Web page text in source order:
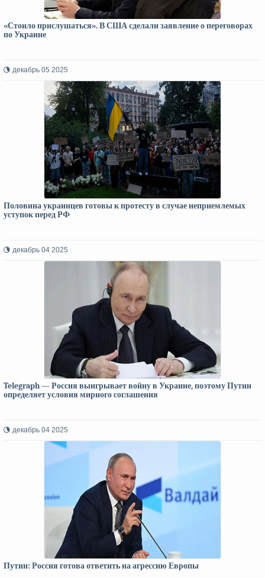
«Стоило прислушаться». В США сделали заявление о переговорах
по Украине
декабрь 05 2025
Половина украинцев готовы к протесту в случае неприемлемых
уступок перед РФ
декабрь 04 2025
Telegraph — Россия выигрывает войну в Украине, поэтому Путин
определяет условия мирного соглашения
декабрь 04 2025
Путин: Россия готова ответить на агрессию Европы